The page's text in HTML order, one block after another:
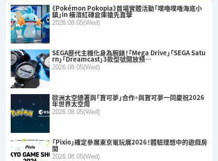
《Pokémon Pokopia》首場實體活動「噗嚕噗嚕海底小
鎮」in 橫濱紅磚倉庫搶先直擊
2026.08.05(Wed)
SEGA歷代主機化身為腕錶！「Mega Drive」「SEGA Satu
rn」「Dreamcast」3款型號開放預…
2026.08.05(Wed)
歐洲太空總署與「寶可夢」合作。與寶可夢一同慶祝2026
年世界太空周
2026.08.05(Wed)
「Pixio」確定參展東京電玩展2026！體驗理想中的遊戲房
間
2026.08.05(Wed)